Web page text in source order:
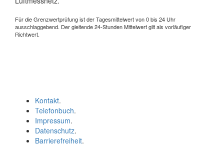
Für die Grenzwertprüfung ist der Tagesmittelwert von 0 bis 24 Uhr
ausschlaggebend. Der gleitende 24-Stunden Mittelwert gilt als vorläufiger
Richtwert.
Kontakt.
Telefonbuch.
Impressum.
Datenschutz.
Barrierefreiheit.